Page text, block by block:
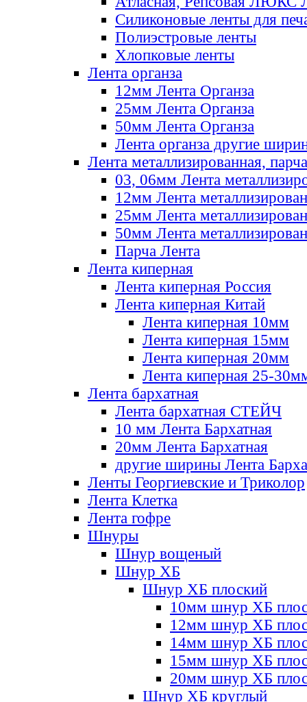
Силиконовые ленты для
Полиэстровые ленты
Хлопковые ленты
Лента органза
12мм Лента Органза
25мм Лента Органза
50мм Лента Органза
Лента органза другие
Лента металлизированная, парча
03, 06мм Лента
12мм Лента
25мм Лента
50мм Лента
Парча Лента
Лента киперная
Лента киперная Россия
Лента киперная Китай
Лента киперная 10мм
Лента киперная 15мм
Лента киперная 20мм
Лента киперная 25-
Лента бархатная
Лента бархатная СТЕЙЧ
10 мм Лента Бархатная
20мм Лента Бархатная
другие ширины Лента
Ленты Георгиевские и Триколор
Лента Клетка
Лента гофре
Шнуры
Шнур вощеный
Шнур ХБ
Шнур ХБ плоский
10мм шнур ХБ
12мм шнур ХБ
14мм шнур ХБ
15мм шнур ХБ
20мм шнур ХБ
Шнур ХБ круглый